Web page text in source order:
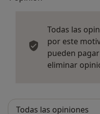
Todas las
por este
pueden
eliminar